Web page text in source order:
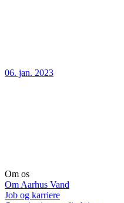
06. jan. 2023
Om os
Om Aarhus Vand
Job og karriere